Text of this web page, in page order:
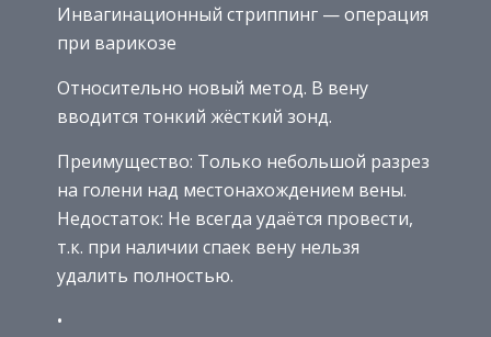
Инвагинационный стриппинг — операция
при варикозе
Относительно новый метод. В вену
вводится тонкий жёсткий зонд.
Преимущество: Только небольшой разрез
на голени над местонахождением вены.
Недостаток: Не всегда удаётся провести,
т.к. при наличии спаек вену нельзя
удалить полностью.